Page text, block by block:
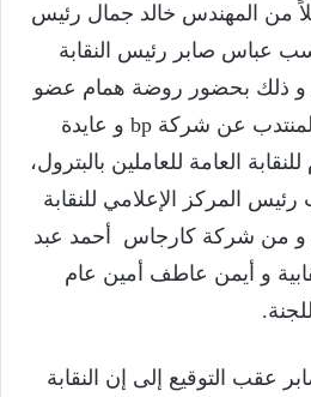
من المهندس خالد جمال رئيس
عباس صابر رئيس النقابة
و ذلك بحضور روضة همام عضو
مجلس الإدارة والعضو المنتدب عن شركة bp و عايدة
العامة للعاملين بالبترول،
المركز الإعلامي للنقابة
و من شركة كارجاس أحمد عبد
و أيمن عاطف أمين عام
عقب التوقيع إلى إن النقابة